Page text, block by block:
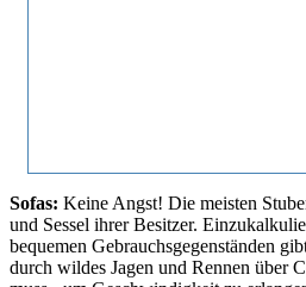
Sofas: Keine Angst! Die meisten
und Sessel ihrer Besitzer.
bequemen Gebrauchsgegenständen
durch wildes Jagen und Rennen über